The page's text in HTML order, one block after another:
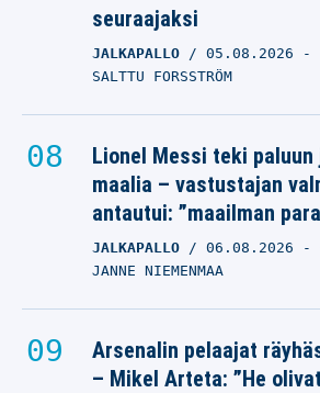
seuraajaksi
JALKAPALLO 05.08.2026 -
SALTTU FORSSTRÖM
Lionel Messi teki
maalia – vastustajan
antautui: ”maailman
JALKAPALLO 06.08.2026 -
JANNE NIEMENMAA
Arsenalin pelaajat
– Mikel Arteta: ”He